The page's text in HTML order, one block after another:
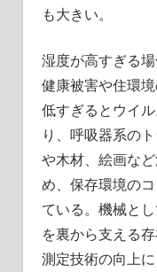
も大きい。
湿度が高すぎる
健康被害や住環
低すぎるとウイ
り、呼吸器系の
や木材、絵画な
め、保存環境の
ている。機械と
を裏から支える
測定技術の向上